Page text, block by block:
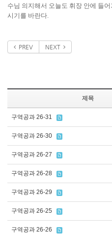
수님 의지해서 오늘도 휘장 안에 들
시기를 바란다.
PREV NEXT
제목
구역공과 26-31
구역공과 26-30
구역공과 26-27
구역공과 26-28
구역공과 26-29
구역공과 26-25
구역공과 26-26